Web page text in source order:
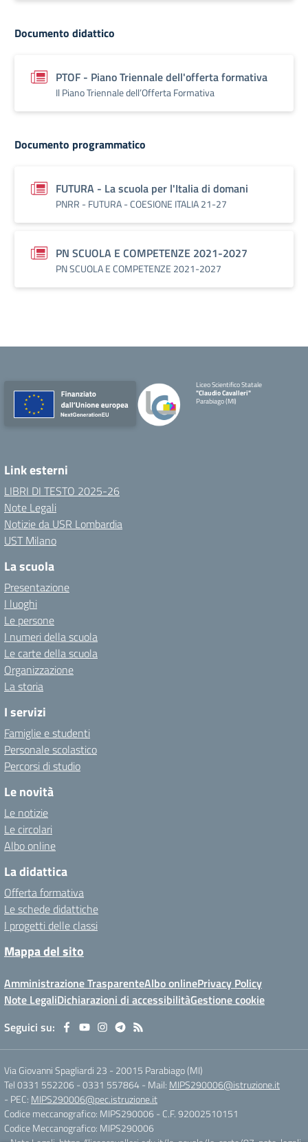
Documento didattico
PTOF - Piano Triennale dell'offerta formativa
Il Piano Triennale dell’Offerta Formativa
Documento programmatico
FUTURA - La scuola per l'Italia di domani
PNRR - FUTURA - COESIONE ITALIA 21-27
PN SCUOLA E COMPETENZE 2021-2027
PN SCUOLA E COMPETENZE 2021-2027
Liceo Scientifico Statale
"Claudio Cavalleri"
Parabiago (MI)
Link esterni
LIBRI DI TESTO 2025-26
Note Legali
Notizie da USR Lombardia
UST Milano
La scuola
Presentazione
I luoghi
Le persone
I numeri della scuola
Le carte della scuola
Organizzazione
La storia
I servizi
Famiglie e studenti
Personale scolastico
Percorsi di studio
Le novità
Le notizie
Le circolari
Albo online
La didattica
Offerta formativa
Le schede didattiche
I progetti delle classi
Mappa del sito
Amministrazione TrasparenteAlbo onlinePrivacy Policy
Note LegaliDichiarazioni di accessibilitàGestione cookie
Seguici su:
Via Giovanni Spagliardi 23 - 20015 Parabiago (MI)
Tel 0331 552206 - 0331 557864- Mail: MIPS290006@istruzione.it
- PEC: MIPS290006@pec.istruzione.it
Codice meccanografico: MIPS290006 - C.F. 92002510151
Codice Meccanografico: MIPS290006